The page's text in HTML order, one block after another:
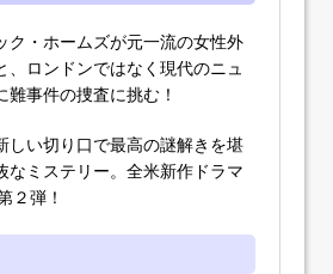
ク・ホームズが元一流の女性外
、ロンドンではなく現代のニュ
難事件の捜査に挑む！
しい切り口で最高の謎解きを堪
なミステリー。全米新作ドラマ
２弾！